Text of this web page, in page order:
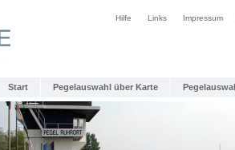
Hilfe Links Impressum
Start Pegelauswahl über Karte